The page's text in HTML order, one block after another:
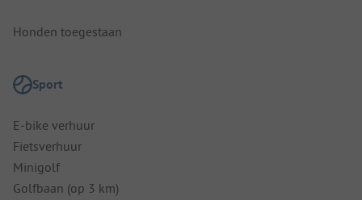
Honden toegestaan
Sport
E-bike verhuur
Fietsverhuur
Minigolf
Golfbaan (op 3 km)